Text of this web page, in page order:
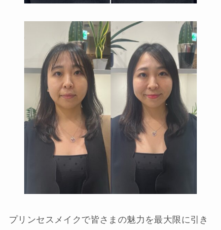
プリンセスメイクで皆さまの魅力を最大限に引き